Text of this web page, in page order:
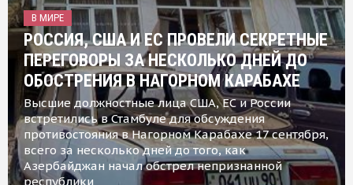
В МИРЕ
РОССИЯ, США И ЕС ПРОВЕЛИ СЕКРЕТНЫЕ
ПЕРЕГОВОРЫ ЗА НЕСКОЛЬКО ДНЕЙ ДО
ОБОСТРЕНИЯ В НАГОРНОМ КАРАБАХЕ
Высшие должностные лица США, ЕС и России
встретились в Стамбуле для обсуждения
противостояния в Нагорном Карабахе 17 сентября,
всего за несколько дней до того, как
Азербайджан начал обстрел непризнанной
республики